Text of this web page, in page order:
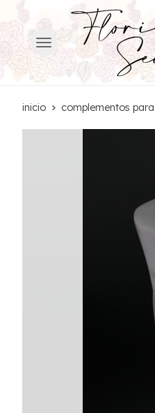
inicio complementos